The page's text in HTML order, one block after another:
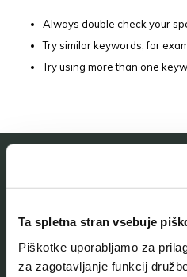
Ta spletna stran vsebuje
Piškotke uporabljamo za
za zagotavljanje funkcij
Always double check your
Try similar keywords, for
Try using more than one
O muzeju
Naše zbirke